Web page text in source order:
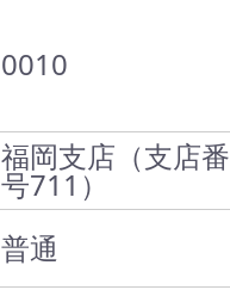
0010
福岡支店（支店番
号711）
普通